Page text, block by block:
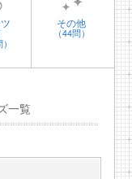
その他
（44問）
一覧